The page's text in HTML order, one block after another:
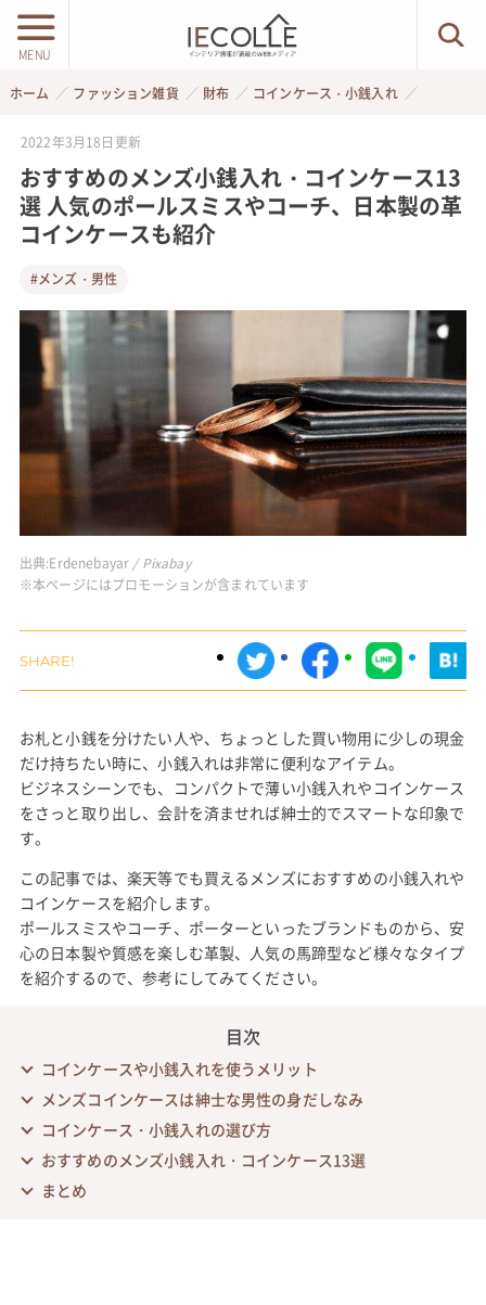
MENU
ホーム ファッション雑貨 財布 コインケース・小銭入れ
2022年3月18日 更新
おすすめのメンズ小銭入れ・コインケース13
選 人気のポールスミスやコーチ、日本製の革
コインケースも紹介
#メンズ・男性
出典:Erdenebayar / Pixabay
※本ページにはプロモーションが含まれています
お札と小銭を分けたい人や、ちょっとした買い物用に少しの現金
だけ持ちたい時に、小銭入れは非常に便利なアイテム。
ビジネスシーンでも、コンパクトで薄い小銭入れやコインケース
をさっと取り出し、会計を済ませれば紳士的でスマートな印象で
す。
この記事では、楽天等でも買えるメンズにおすすめの小銭入れや
コインケースを紹介します。
ポールスミスやコーチ、ポーターといったブランドものから、安
心の日本製や質感を楽しむ革製、人気の馬蹄型など様々なタイプ
を紹介するので、参考にしてみてください。
目次
コインケースや小銭入れを使うメリット
メンズコインケースは紳士な男性の身だしなみ
コインケース・小銭入れの選び方
おすすめのメンズ小銭入れ・コインケース13選
まとめ